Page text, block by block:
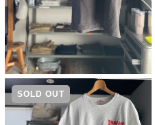
¥6,600
SOLD OUT